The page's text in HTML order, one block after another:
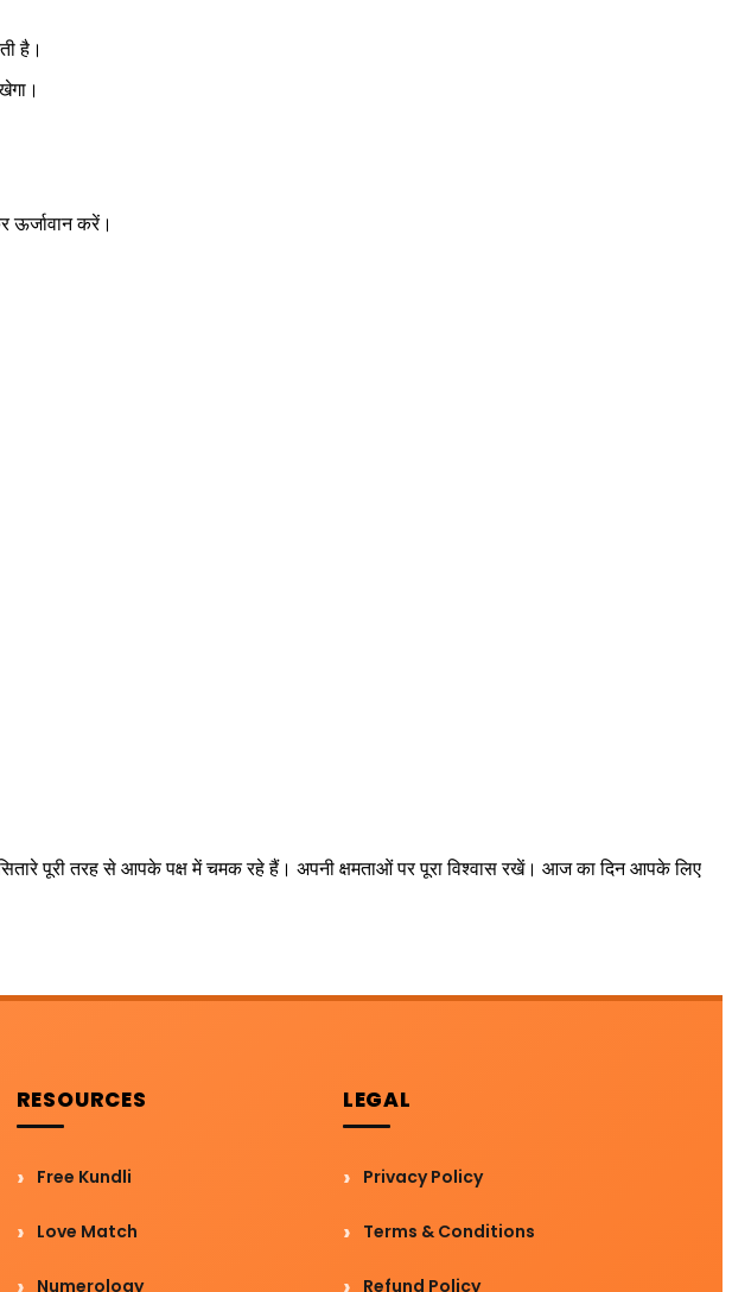
है।
ऊर्जावान करें।
पूरी तरह से आपके पक्ष में चमक रहे हैं। अपनी क्षमताओं पर पूरा विश्वास रखें। आज का दिन आपके लिए
RESOURCES
Free Kundli
Love Match
Numerology
LEGAL
Privacy Policy
Terms & Conditions
Refund Policy